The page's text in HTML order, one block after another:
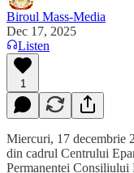
Biroul Mass-Media
Dec 17, 2025
Listen
1
Miercuri, 17 decembrie
din cadrul Centrului
Permanenței Consiliului